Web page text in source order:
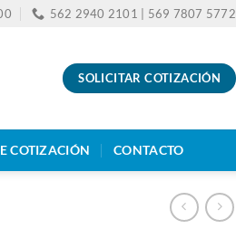
562 2940 2101 | 569 7807 5772
SOLICITAR COTIZACIÓN
COTIZACIÓN CONTACTO